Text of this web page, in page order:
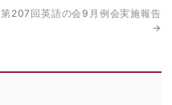
第207回英語の会9月例会実施報告
→